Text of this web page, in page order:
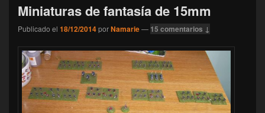
Miniaturas de fantasía de 15mm
Publicado el 18/12/2014porNamarie— 15 comentarios ↓